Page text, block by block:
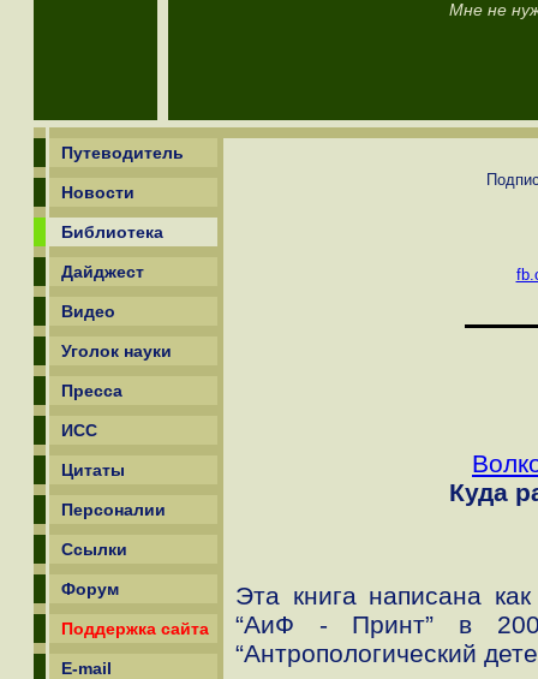
Мне не
Путеводитель
Новости
Библиотека
Дайджест
Видео
Уголок науки
Пресса
ИСС
Цитаты
Персоналии
Ссылки
Форум
Поддержка сайта
E-mail
Куда
Эта книга написана
“АиФ - Принт” в
“Антропологический